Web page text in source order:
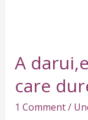
A
care
1 Comment/
experienta
dureaza
Forever